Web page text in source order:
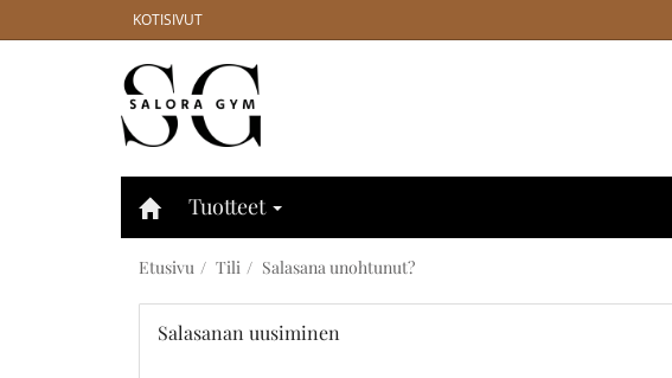
KOTISIVUT
Tuotteet
Etusivu Tili Salasana unohtunut?
Salasanan uusiminen